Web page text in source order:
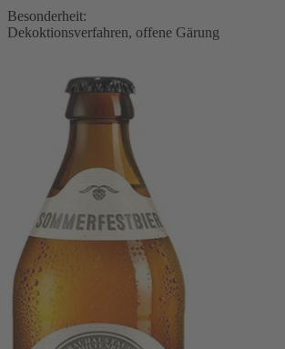
Besonderheit:
Dekoktionsverfahren, offene Gärung